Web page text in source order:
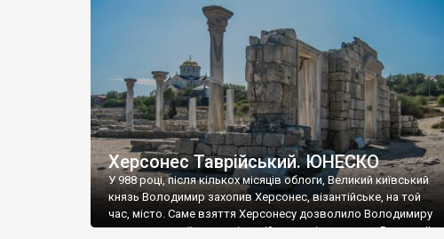
візантійської доби. Раритети викрадені з фондів об’єкту
культурної спадщини ЮНЕСКО «Херсонеса Таврійського».
Офіційно – на виставку «Золото Візантії», але експерти та
влада в Україні вважають це лише […]
Херсонес Таврійський. ЮНЕСКО
У 988 році, після кількох місяців облоги, Великий київський
князь Володимир захопив Херсонес, візантійське, на той
час, місто. Саме взяття Херсонесу дозволило Володимиру
диктувати свої умови візантійському імператору Василю ІІ,